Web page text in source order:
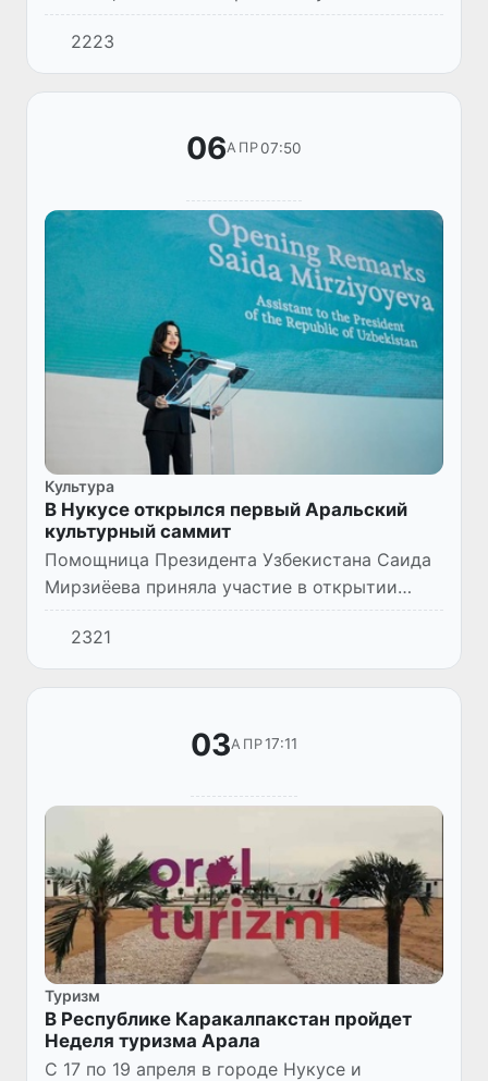
(UNCCD), малийская певица и активистка
Инна Моджа. Целью ее визита стали съемки
документального ф...
2223
06АПР07:50
Культура
В Нукусе открылся первый Аральский
культурный саммит
Помощница Президента Узбекистана Саида
Мирзиёева приняла участие в открытии
первого Аральского культурного саммита,
который будет проходить каждые полтора
года.
2321
03АПР17:11
Туризм
В Республике Каракалпакстан пройдет
Неделя туризма Арала
С 17 по 19 апреля в городе Нукусе и